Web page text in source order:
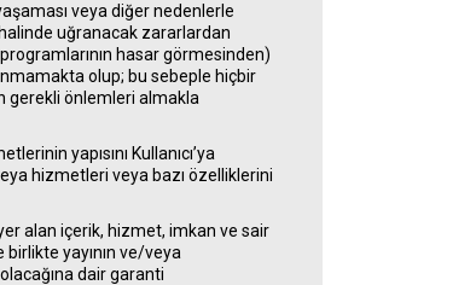
veya diğer nedenlerle
uğranacak zararlardan
programlarının hasar görmesinden)
olup; bu sebeple hiçbir
gerekli önlemleri almakla
yapısını Kullanıcı’ya
hizmetleri veya bazı özelliklerini
alan içerik, hizmet, imkan ve sair
birlikte yayının ve/veya
dair garanti